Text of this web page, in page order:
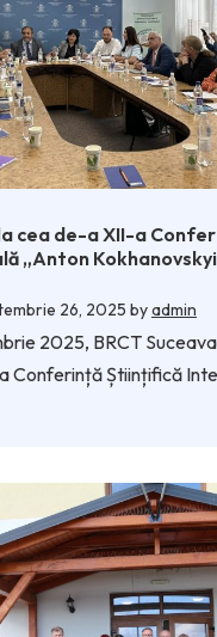
cea de-a XII-a
„Anton
26, 2025 byadmin
2025, BRCT
Conferință Științifică